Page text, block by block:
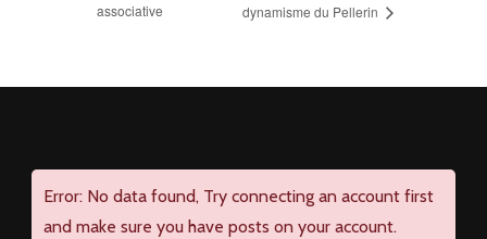
associative
dynamisme du Pellerin
Error: No data found, Try connecting an account first
and make sure you have posts on your account.